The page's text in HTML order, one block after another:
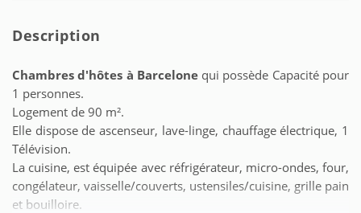
Description
Chambres d'hôtes à Barcelonequi possède Capacité pour
1 personnes.
Logement de 90 m².
Elle dispose de ascenseur, lave-linge, chauffage électrique, 1
Télévision.
La cuisine, est équipée avec réfrigérateur, micro-ondes, four,
congélateur, vaisselle/couverts, ustensiles/cuisine, grille pain
et bouilloire.